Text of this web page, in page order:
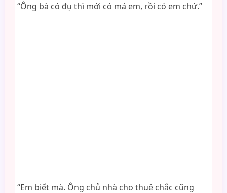
“Ông bà có đụ thì mới có má em, rồi có em chứ.”
“Em biết mà. Ông chủ nhà cho thuê chắc cũng